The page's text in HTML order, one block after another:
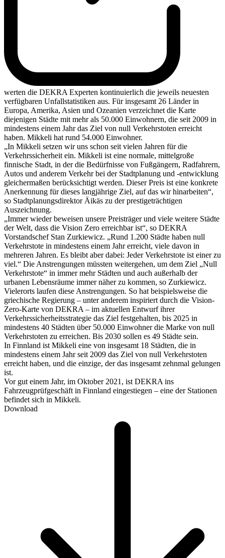
werten die DEKRA Experten kontinuierlich die jeweils neuesten
verfügbaren Unfallstatistiken aus. Für insgesamt 26 Länder in
Europa, Amerika, Asien und Ozeanien verzeichnet die Karte
diejenigen Städte mit mehr als 50.000 Einwohnern, die seit 2009 in
mindestens einem Jahr das Ziel von null Verkehrstoten erreicht
haben. Mikkeli hat rund 54.000 Einwohner.
„In Mikkeli setzen wir uns schon seit vielen Jahren für die
Verkehrssicherheit ein. Mikkeli ist eine normale, mittelgroße
finnische Stadt, in der die Bedürfnisse von Fußgängern, Radfahrern,
Autos und anderem Verkehr bei der Stadtplanung und -entwicklung
gleichermaßen berücksichtigt werden. Dieser Preis ist eine konkrete
Anerkennung für dieses langjährige Ziel, auf das wir hinarbeiten“,
so Stadtplanungsdirektor Äikäs zu der prestigeträchtigen
Auszeichnung.
„Immer wieder beweisen unsere Preisträger und viele weitere Städte
der Welt, dass die Vision Zero erreichbar ist“, so DEKRA
Vorstandschef Stan Zurkiewicz. „Rund 1.200 Städte haben null
Verkehrstote in mindestens einem Jahr erreicht, viele davon in
mehreren Jahren. Es bleibt aber dabei: Jeder Verkehrstote ist einer zu
viel.“ Die Anstrengungen müssten weitergehen, um dem Ziel „Null
Verkehrstote“ in immer mehr Städten und auch außerhalb der
urbanen Lebensräume immer näher zu kommen, so Zurkiewicz.
Vielerorts laufen diese Anstrengungen. So hat beispielsweise die
griechische Regierung – unter anderem inspiriert durch die Vision-
Zero-Karte von DEKRA – im aktuellen Entwurf ihrer
Verkehrssicherheitsstrategie das Ziel festgehalten, bis 2025 in
mindestens 40 Städten über 50.000 Einwohner die Marke von null
Verkehrstoten zu erreichen. Bis 2030 sollen es 49 Städte sein.
In Finnland ist Mikkeli eine von insgesamt 18 Städten, die in
mindestens einem Jahr seit 2009 das Ziel von null Verkehrstoten
erreicht haben, und die einzige, der das insgesamt zehnmal gelungen
ist.
Vor gut einem Jahr, im Oktober 2021, ist DEKRA ins
Fahrzeugprüfgeschäft in Finnland eingestiegen – eine der Stationen
befindet sich in Mikkeli.
Download